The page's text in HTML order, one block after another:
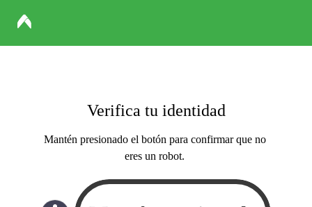
Verifica tu identidad
Mantén presionado el botón para confirmar que no
eres un robot.